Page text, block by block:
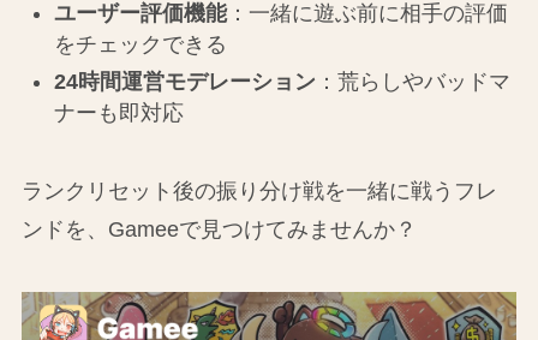
ユーザー評価機能：一緒に遊ぶ前に相手の評価
をチェックできる
24時間運営モデレーション ：荒らしやバッドマ
ナーも即対応
ランクリセット後の振り分け戦を一緒に戦うフレ
ンドを、Gameeで見つけてみませんか？